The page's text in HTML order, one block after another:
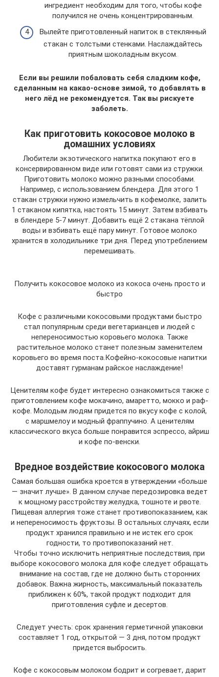
ингредиент необходим для того, чтобы кофе
получился не очень концентрированным.
Вылейте приготовленный напиток в стеклянный
стакан с толстыми стенками. Наслаждайтесь
приятным шоколадным вкусом.
Если вы решили побаловать себя сладким кофе,
сделанным на какао-основе зимой, то добавлять в
него лёд не рекомендуется. Так вы рискуете
заболеть.
Как приготовить кокосовое молоко в
домашних условиях
Любители экзотического напитка покупают его в
консервированном виде или готовят сами из стружки.
Приготовить молоко можно разными способами.
Например, с использованием блендера. Для этого 1
стакан стружки нужно измельчить в кофемолке, залить
1 стаканом кипятка, настоять 15 минут. Затем взбивать
в блендере 5-7 минут. Добавить ещё 2 стакана тёплой
воды и взбивать ещё пару минут. Готовое молоко
хранится в холодильнике три дня. Перед употреблением
перемешивать.
Получить кокосовое молоко из кокоса очень просто и
быстро
Кофе с различными кокосовыми продуктами быстро
стал популярным среди вегетарианцев и людей с
непереносимостью коровьего молока. Также
растительное молоко станет полезным заменителем
коровьего во время поста.Кофейно-кокосовые напитки
доставят гурманам райское наслаждение!
Ценителям кофе будет интересно ознакомиться также с
приготовлением кофе мокачино, амаретто, мокко и раф-
кофе. Молодым людям придется по вкусу кофе с колой,
с маршмелоу и модный фраппучино. А ценителям
классического вкуса больше понравится эспрессо, айриш
и кофе по-венски.
Вредное воздействие кокосового молока
Самая большая ошибка кроется в утверждении «больше
— значит лучше». В данном случае передозировка ведет
к мощному расстройству желудка, тошноте и рвоте.
Пищевая аллергия тоже станет противопоказанием, как
и непереносимость фруктозы. В остальных случаях, если
продукт хранился правильно и не истек его срок
годности, то противопоказаний нет.
Чтобы точно исключить неприятные последствия, при
выборе кокосового молока для кофе следует обращать
внимание на состав, где не должно быть сторонних
добавок. Важна жирность, максимальный показатель
приближен к 60%, такой продукт подходит для
приготовления суфле и десертов.
Следует учесть: срок хранения герметичной упаковки
составляет 1 год, открытой — 3 дня, потом продукт
придется выбросить.
Кофе с кокосовым молоком бодрит и согревает, дарит